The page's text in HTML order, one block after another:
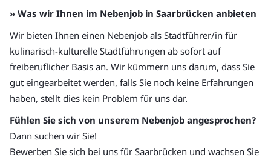
» Was wir Ihnen im Nebenjob in Saarbrücken anbieten
Wir bieten Ihnen einen Nebenjob als Stadtführer/in für
kulinarisch-kulturelle Stadtführungen ab sofort auf
freiberuflicher Basis an. Wir kümmern uns darum, dass Sie
gut eingearbeitet werden, falls Sie noch keine Erfahrungen
haben, stellt dies kein Problem für uns dar.
Fühlen Sie sich von unserem Nebenjob angesprochen?
Dann suchen wir Sie!
Bewerben Sie sich bei uns für Saarbrücken und wachsen Sie